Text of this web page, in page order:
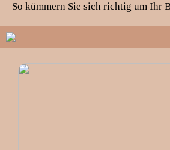
So kümmern Sie sich richtig um Ihr